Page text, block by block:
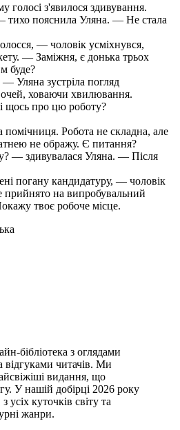
з'явилося здивування.
пояснила Уляна. — Не стала
— чоловік усміхнувся,
— Заміжня, є донька трьох
буде?
Уляна зустріла погляд
ховаючи хвилювання.
щось про цю роботу?
Робота не складна, але
не ображу. Є питання?
— здивувалася Уляна. — Після
погану кандидатуру, — чоловік
прийнято на випробувальний
твоє робоче місце.
бібліотека з оглядами
відгуками читачів. Ми
видання, що
У нашій добірці 2026 року
усіх куточків світу та
жанри.